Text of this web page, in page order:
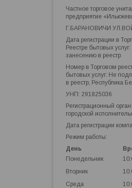
Частное торговое
предприятие
Г.БАРАНОВИЧИ
Дата регистрации в
Реестре бытовых
занесению в реестр
Номер в Торговом
бытовых услуг: Не
в реестр, Республика
УНП: 291825036
Регистрационный
городской
Дата регистрации
Режим работы:
День
Понедельник
Вторник
Среда